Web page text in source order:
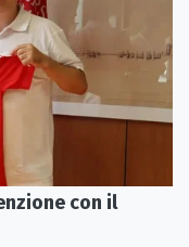
con il